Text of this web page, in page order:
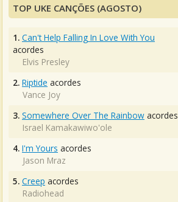
TOP UKE CANÇÕES (AGOSTO)
1. Can't Help Falling In Love With You
acordes
Elvis Presley
2. Riptide acordes
Vance Joy
3. Somewhere Over The Rainbow acordes
Israel Kamakawiwo'ole
4. I'm Yours acordes
Jason Mraz
5. Creep acordes
Radiohead